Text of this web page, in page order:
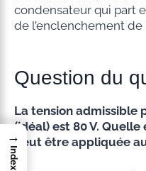
condensateur qui part
de l’enclenchement de
Question du
La tension admissible
(idéal) est 80 V.
peut être appliquée
→
Index